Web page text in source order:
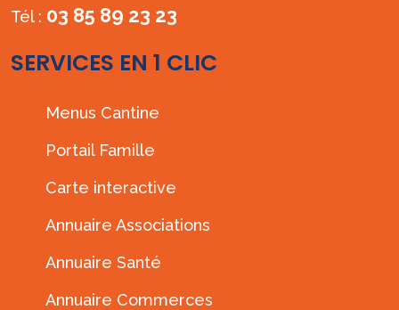
Tél : 03 85 89 23 23
SERVICES EN 1 CLIC
Menus Cantine
Portail Famille
Carte interactive
Annuaire Associations
Annuaire Santé
Annuaire Commerces